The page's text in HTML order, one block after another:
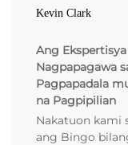
Kevin Clark
Ang
Nagpapagawa
Pagpapadala
na Pagpipilian
Nakatuon kami
ang Bingo